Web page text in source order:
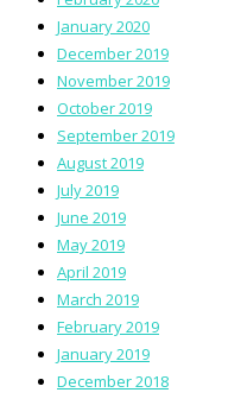
January 2020
December 2019
November 2019
October 2019
September 2019
August 2019
July 2019
June 2019
May 2019
April 2019
March 2019
February 2019
January 2019
December 2018